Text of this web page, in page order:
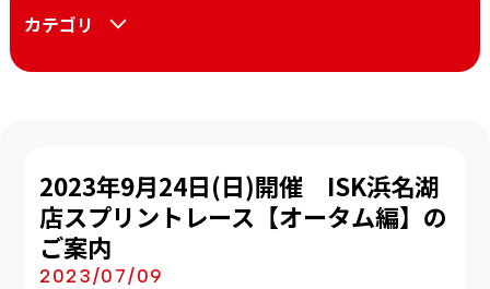
カテゴリ
2023年9月24日(日)開催 ISK浜名湖
店スプリントレース【オータム編】の
ご案内
2023/07/09